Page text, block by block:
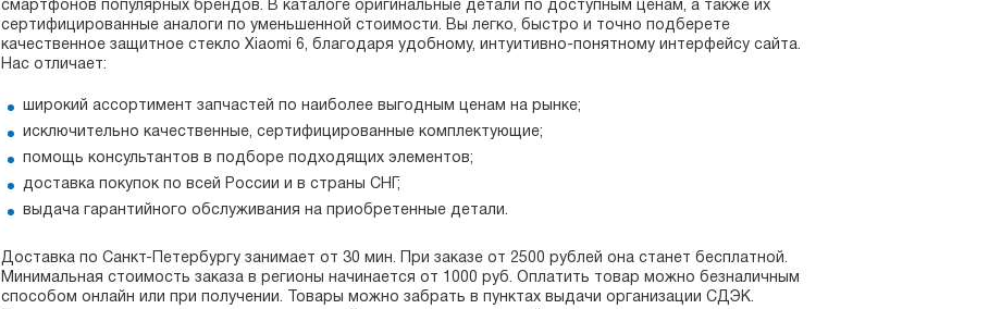
смартфонов популярных брендов. В каталоге оригинальные детали по доступным ценам, а также их
сертифицированные аналоги по уменьшенной стоимости. Вы легко, быстро и точно подберете
качественное защитное стекло Xiaomi 6, благодаря удобному, интуитивно-понятному интерфейсу сайта.
Нас отличает:
широкий ассортимент запчастей по наиболее выгодным ценам на рынке;
исключительно качественные, сертифицированные комплектующие;
помощь консультантов в подборе подходящих элементов;
доставка покупок по всей России и в страны СНГ;
выдача гарантийного обслуживания на приобретенные детали.
Доставка по Санкт-Петербургу занимает от 30 мин. При заказе от 2500 рублей она станет бесплатной.
Минимальная стоимость заказа в регионы начинается от 1000 руб. Оплатить товар можно безналичным
способом онлайн или при получении. Товары можно забрать в пунктах выдачи организации СДЭК.